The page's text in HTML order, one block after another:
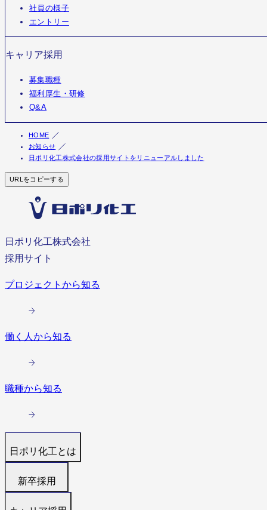
社員の様子
エントリー
キャリア採用
募集職種
福利厚生・研修
Q&A
HOME
お知らせ
日ポリ化工株式会社の採用サイトをリニューアルしました
URLをコピーする
日ポリ化工株式会社
採用サイト
プロジェクトから知る
働く人から知る
職種から知る
日ポリ化工とは
トップ
新卒採用